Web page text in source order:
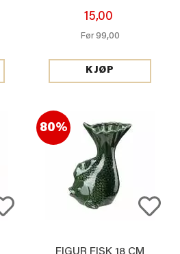
15,00
Før99,00
KJØP
80%
FIGUR FISK 18 CM